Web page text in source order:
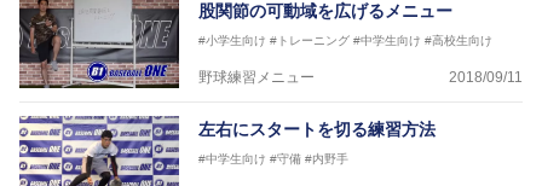
股関節の可動域を広げるメニュー
#小学生向け #トレーニング #中学生向け #高校生向け
野球練習メニュー 2018/09/11
左右にスタートを切る練習方法
#中学生向け #守備 #内野手